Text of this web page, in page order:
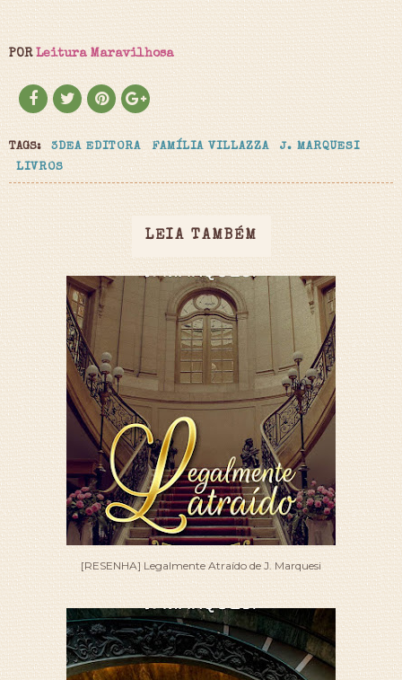
POR Leitura Maravilhosa
TAGS: 3DEA EDITORA FAMÍLIA VILLAZZA
J. MARQUESI
LIVROS
LEIA TAMBÉM
[RESENHA] Legalmente Atraído de J. Marquesi